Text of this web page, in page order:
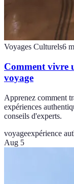
Voyages Culturels6
Comment vivre
voyage
Apprenez comment
expériences
conseils d'experts.
voyageexpérience
Aug 5